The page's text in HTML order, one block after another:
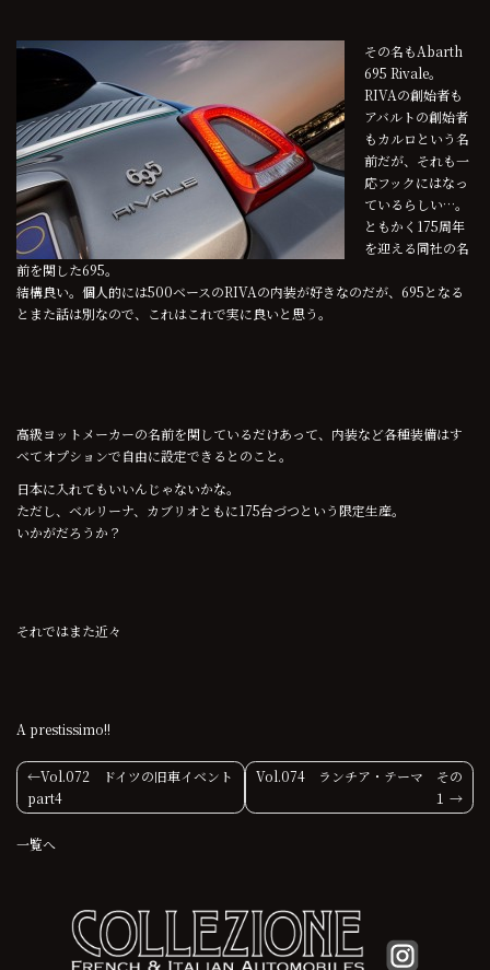
その名もAbarth
695 Rivale。
RIVAの創始者も
アバルトの創始者
もカルロという名
前だが、それも一
応フックにはなっ
ているらしい…。
ともかく175周年
を迎える同社の名
前を関した695。
結構良い。個人的には500ベースのRIVAの内装が好きなのだが、695となる
とまた話は別なので、これはこれで実に良いと思う。
高級ヨットメーカーの名前を関しているだけあって、内装など各種装備はす
べてオプションで自由に設定できるとのこと。
日本に入れてもいいんじゃないかな。
ただし、ベルリーナ、カブリオともに175台づつという限定生産。
いかがだろうか？
それではまた近々
A prestissimo!!
投
稿
ナ
Vol.072 ドイツの旧車イベント
part4
Vol.074 ランチア・テーマ その
１
一覧へ